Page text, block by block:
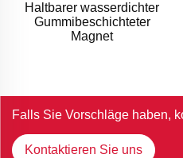
Haltbarer wasserdichter
Gummibeschichteter
Magnet
Falls Sie Vorschläge haben,
Kontaktieren Sie uns